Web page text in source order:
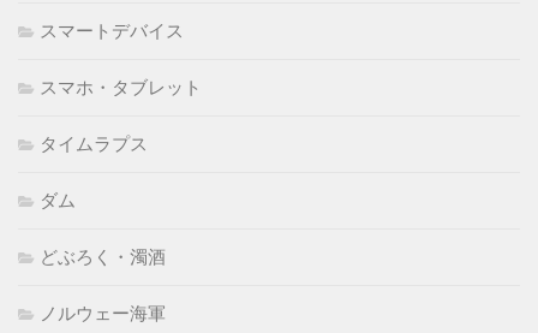
スマートデバイス
スマホ・タブレット
タイムラプス
ダム
どぶろく・濁酒
ノルウェー海軍